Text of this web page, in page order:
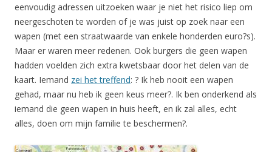
eenvoudig adressen uitzoeken waar je niet het risico liep om
neergeschoten te worden of je was juist op zoek naar een
wapen (met een straatwaarde van enkele honderden euro?s).
Maar er waren meer redenen. Ook burgers die geen wapen
hadden voelden zich extra kwetsbaar door het delen van de
kaart. Iemand zei het treffend: ? Ik heb nooit een wapen
gehad, maar nu heb ik geen keus meer?. Ik ben onderkend als
iemand die geen wapen in huis heeft, en ik zal alles, echt
alles, doen om mijn familie te beschermen?.